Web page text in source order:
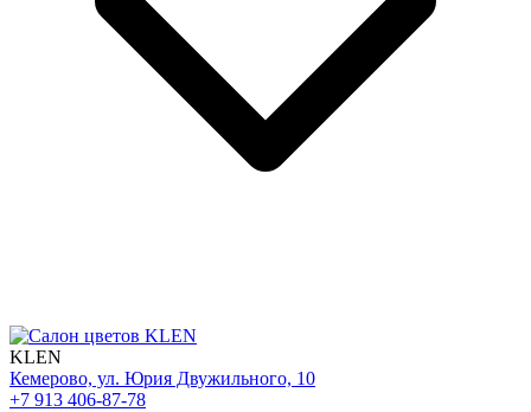
KLEN
Кемерово, ул. Юрия Двужильного, 10
+7 913 406-87-78